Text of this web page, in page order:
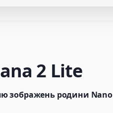
2 Lite
зображень родини Nano